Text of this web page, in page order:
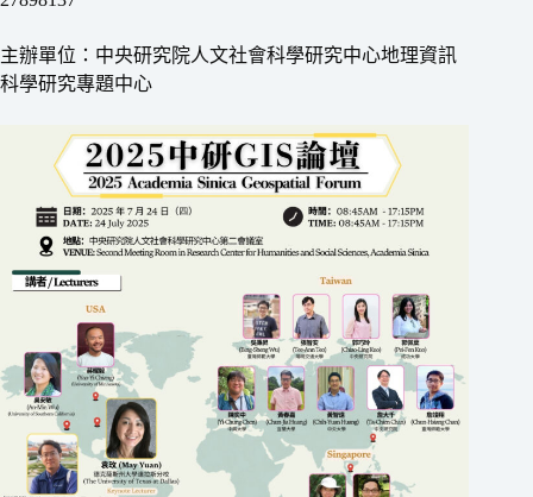
主辦單位：中央研究院人文社會科學研究中心地理資訊
科學研究專題中心